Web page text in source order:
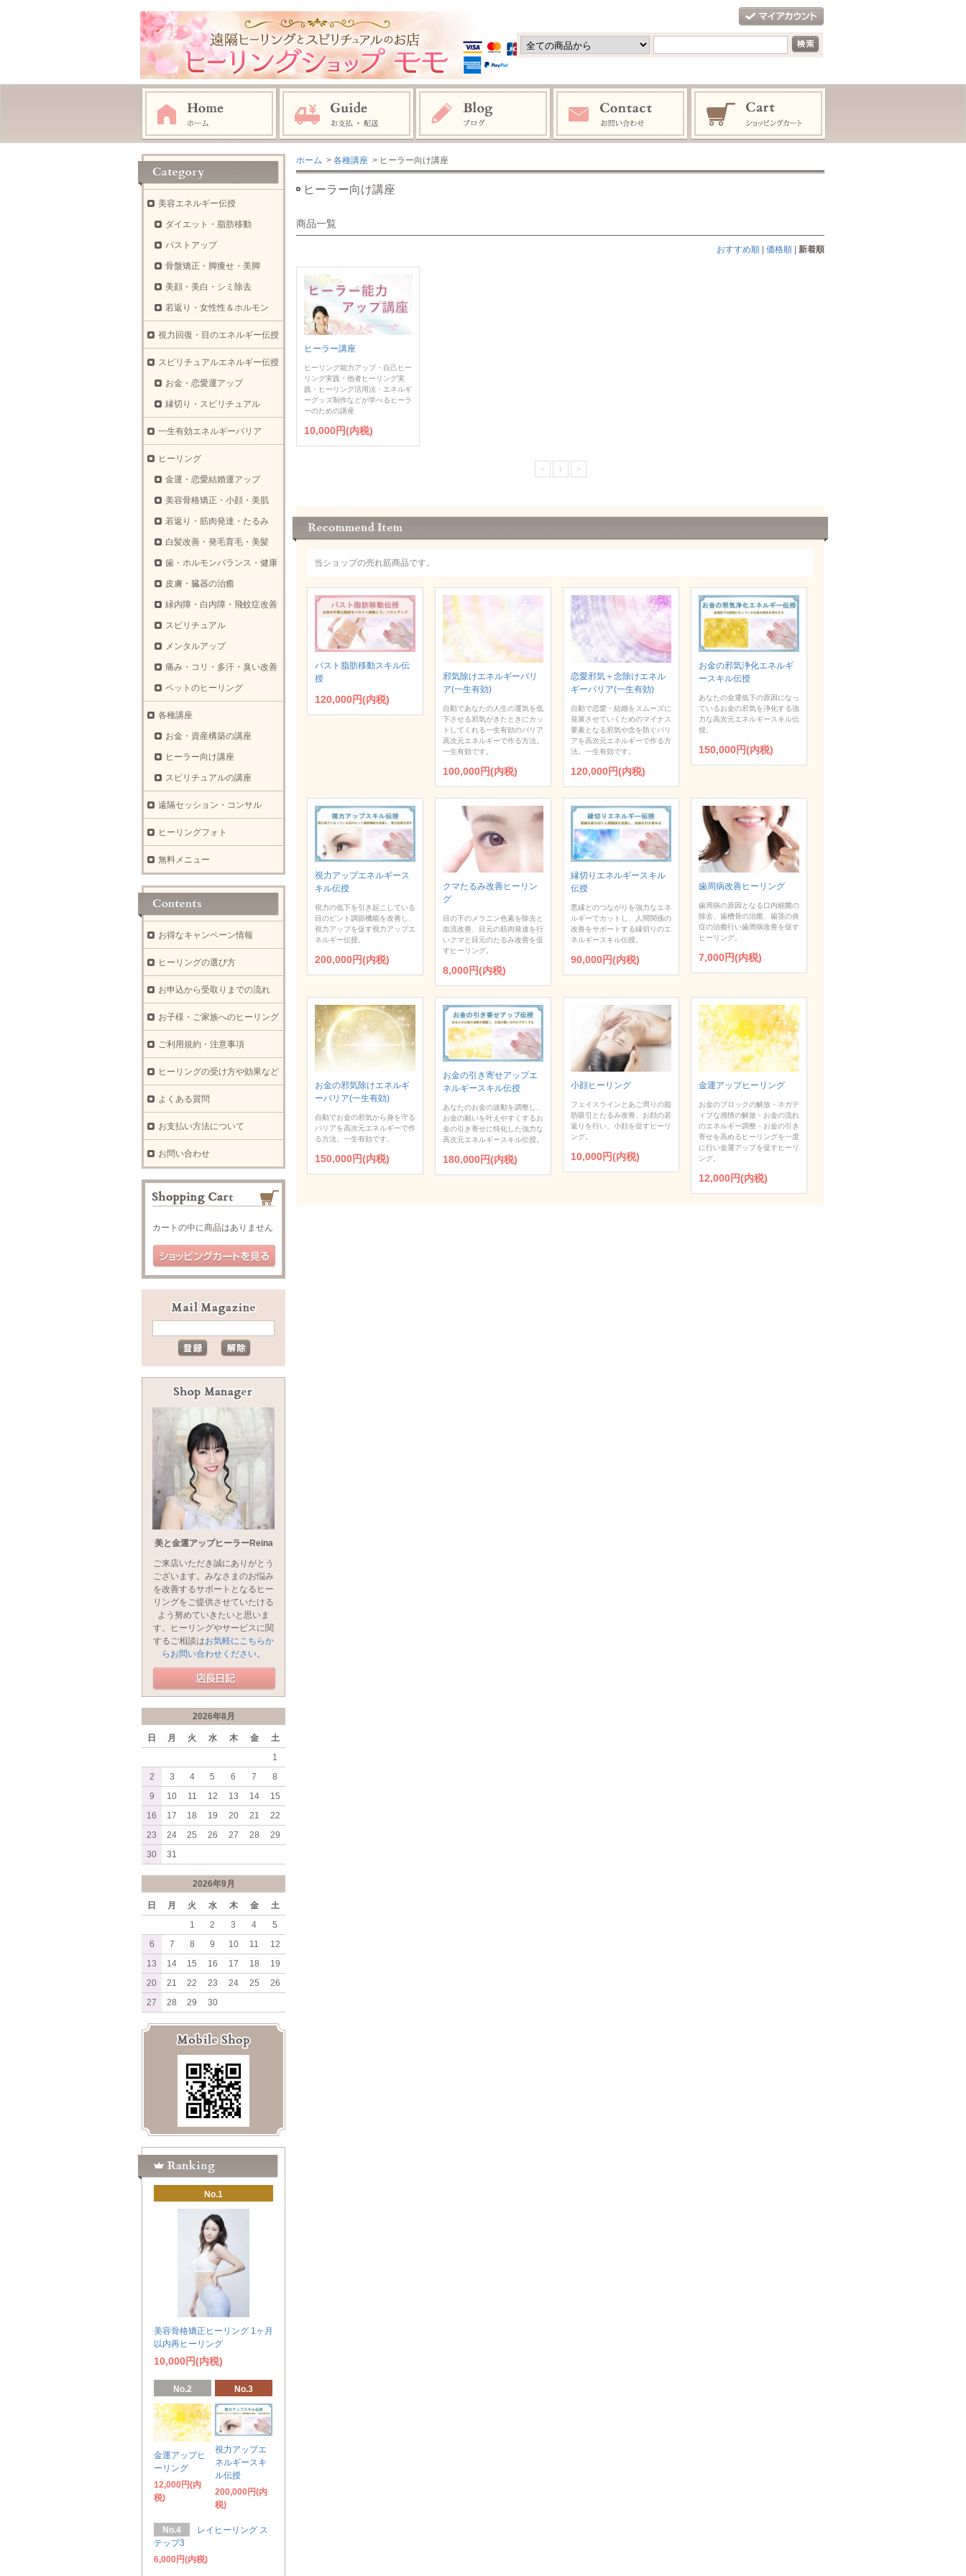
ホーム > 各種講座 > ヒーラー向け講座
ヒーラー向け講座
商品一覧
おすすめ順 価格順 新着順
ヒーラー講座
ヒーリング能力アップ・自己ヒー
リング実践・他者ヒーリング実
践・ヒーリング活用法・エネルギ
ーグッズ制作などが学べるヒーラ
ーのための講座
10,000円(内税)
< 1 >
当ショップの売れ筋商品です。
バスト脂肪移動スキル伝
授
120,000円(内税)
邪気除けエネルギーバリ
ア(一生有効)
自動であなたの人生の運気を低
下させる邪気がきたときにカッ
トしてくれる一生有効のバリア
高次元エネルギーで作る方法。
一生有効です。
100,000円(内税)
恋愛邪気＋念除けエネル
ギーバリア(一生有効)
自動で恋愛・結婚をスムーズに
発展させていくためのマイナス
要素となる邪気や念を防ぐバリ
アを高次元エネルギーで作る方
法。一生有効です。
120,000円(内税)
お金の邪気浄化エネルギ
ースキル伝授
あなたの金運低下の原因になっ
ているお金の邪気を浄化する強
力な高次元エネルギースキル伝
授。
150,000円(内税)
視力アップエネルギース
キル伝授
視力の低下を引き起こしている
目のピント調節機能を改善し、
視力アップを促す視力アップエ
ネルギー伝授。
200,000円(内税)
クマたるみ改善ヒーリン
グ
目の下のメラニン色素を除去と
血流改善、目元の筋肉発達を行
いクマと目元のたるみ改善を促
すヒーリング。
8,000円(内税)
縁切りエネルギースキル
伝授
悪縁とのつながりを強力なエネ
ルギーでカットし、人間関係の
改善をサポートする縁切りのエ
ネルギースキル伝授。
90,000円(内税)
歯周病改善ヒーリング
歯周病の原因となる口内細菌の
除去、歯槽骨の治癒、歯茎の炎
症の治癒行い歯周病改善を促す
ヒーリング。
7,000円(内税)
お金の邪気除けエネルギ
ーバリア(一生有効)
自動でお金の邪気から身を守る
バリアを高次元エネルギーで作
る方法。一生有効です。
150,000円(内税)
お金の引き寄せアップエ
ネルギースキル伝授
あなたのお金の波動を調整し、
お金の願いを叶えやすくするお
金の引き寄せに特化した強力な
高次元エネルギースキル伝授。
180,000円(内税)
小顔ヒーリング
フェイスラインとあご周りの脂
肪吸引とたるみ改善、お顔の若
返りを行い、小顔を促すヒーリ
ング。
10,000円(内税)
金運アップヒーリング
お金のブロックの解放・ネガテ
ィブな感情の解放・お金の流れ
のエネルギー調整・お金の引き
寄せを高めるヒーリングを一度
に行い金運アップを促すヒーリ
ング。
12,000円(内税)
美容エネルギー伝授
ダイエット・脂肪移動
バストアップ
骨盤矯正・脚痩せ・美脚
美顔・美白・シミ除去
若返り・女性性＆ホルモン
視力回復・目のエネルギー伝授
スピリチュアルエネルギー伝授
お金・恋愛運アップ
縁切り・スピリチュアル
一生有効エネルギーバリア
ヒーリング
金運・恋愛結婚運アップ
美容骨格矯正・小顔・美肌
若返り・筋肉発達・たるみ
白髪改善・発毛育毛・美髪
歯・ホルモンバランス・健康
皮膚・臓器の治癒
緑内障・白内障・飛蚊症改善
スピリチュアル
メンタルアップ
痛み・コリ・多汗・臭い改善
ペットのヒーリング
各種講座
お金・資産構築の講座
ヒーラー向け講座
スピリチュアルの講座
遠隔セッション・コンサル
ヒーリングフォト
無料メニュー
お得なキャンペーン情報
ヒーリングの選び方
お申込から受取りまでの流れ
お子様・ご家族へのヒーリング
ご利用規約・注意事項
ヒーリングの受け方や効果など
よくある質問
お支払い方法について
お問い合わせ
カートの中に商品はありません
美と金運アップヒーラーReina
ご来店いただき誠にありがとう
ございます。みなさまのお悩み
を改善するサポートとなるヒー
リングをご提供させていたける
よう努めていきたいと思いま
す。ヒーリングやサービスに関
するご相談はお気軽にこちらか
らお問い合わせください。
2026年8月
日 月 火 水 木 金
土
1
2
3 4 5 6 7
8
9
10 11 12 13 14
15
16
17 18 19 20 21
22
23
24 25 26 27 28
29
30
31
2026年9月
日 月 火 水 木 金
土
1
2 3 4
5
6
7 8 9 10 11
12
13
14 15 16 17 18
19
20
21 22 23 24 25
26
27
28 29 30
No.1
美容骨格矯正ヒーリング 1ヶ月
以内再ヒーリング
10,000円(内税)
No.2
金運アップヒ
ーリング
12,000円(内
税)
No.3
視力アップエ
ネルギースキ
ル伝授
200,000円(内
税)
No.4
レイヒーリング ス
テップ3
6,000円(内税)